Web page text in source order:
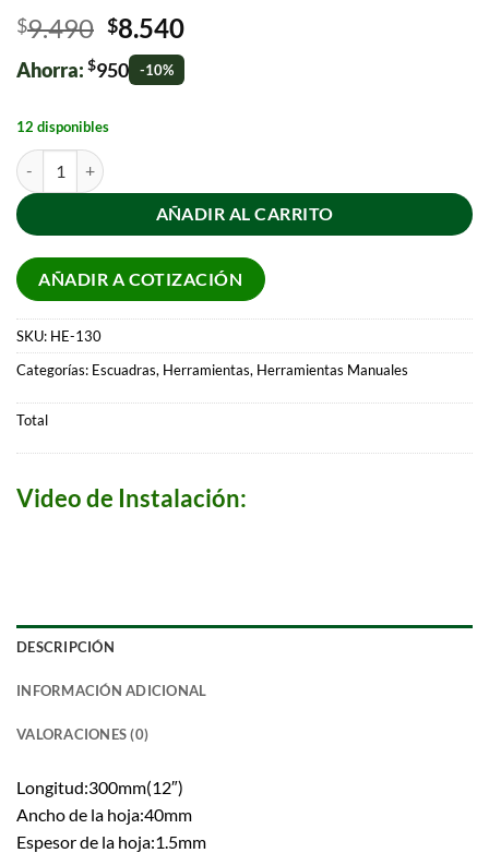
$9.490 $8.540
Ahorra: $950 -10%
12 disponibles
AÑADIR AL CARRITO
AÑADIR A COTIZACIÓN
SKU: HE-130
Categorías: Escuadras, Herramientas, Herramientas Manuales
Total
Video de Instalación:
DESCRIPCIÓN
INFORMACIÓN ADICIONAL
VALORACIONES (0)
Longitud:300mm(12″)
Ancho de la hoja:40mm
Espesor de la hoja:1.5mm